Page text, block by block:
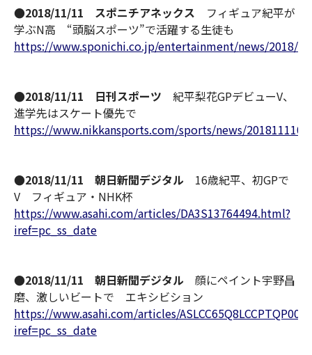
●2018/11/11 スポニチアネックス フィギュア紀平が
学ぶN高 “頭脳スポーツ”で活躍する生徒も
https://www.sponichi.co.jp/entertainment/news/2018/
●2018/11/11 日刊スポーツ 紀平梨花GPデビューV、
進学先はスケート優先で
https://www.nikkansports.com/sports/news/
●2018/11/11 朝日新聞デジタル 16歳紀平、初GPで
V フィギュア・NHK杯
https://www.asahi.com/articles/DA3S13764494.html?
iref=pc_ss_date
●2018/11/11 朝日新聞デジタル 顔にペイント宇野昌
磨、激しいビートで エキシビション
https://www.asahi.com/articles/
iref=pc_ss_date